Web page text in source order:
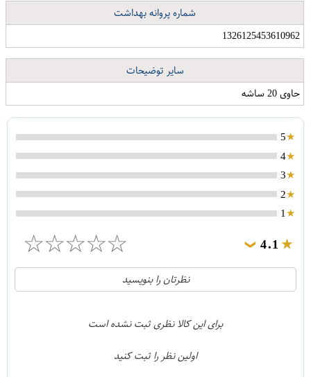
شماره پروانه بهداشت
1326125453610962
سایر توضیحات
حاوی 20 ساشه
5
4
3
2
1
4.1
❯
☆
☆
☆
☆
☆
21
1
نظرتان را بنویسید
برای این کالا نظری ثبت نشده است
اولین نظر را ثبت کنید